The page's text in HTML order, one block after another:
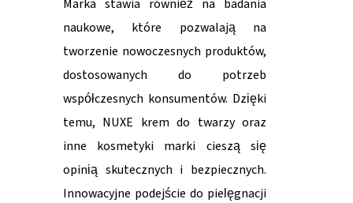
Marka stawia również na badania
naukowe, które pozwalają na
tworzenie nowoczesnych produktów,
dostosowanych do potrzeb
współczesnych konsumentów. Dzięki
temu, NUXE krem do twarzy oraz
inne kosmetyki marki cieszą się
opinią skutecznych i bezpiecznych.
Innowacyjne podejście do pielęgnacji